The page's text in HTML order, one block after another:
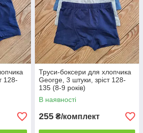
128-
Труси-боксери для хлопчика
George, 3 штуки, зріст 128-
135 (8-9 років)
В наявності
255 ₴/комплект